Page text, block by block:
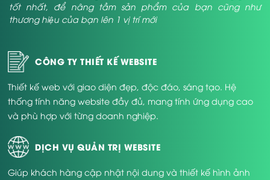
tốt nhất, để nâng tầm sản phẩm của bạn cũng như
thương hiệu của bạn lên 1 vị trí mới
CÔNG TY THIẾT KẾ WEBSITE
Thiết kế web với giao diện đẹp, độc đáo, sáng tạo. Hệ
thống tính năng website đầy đủ, mang tính ứng dụng cao
và phù hợp với từng doanh nghiệp.
DỊCH VỤ QUẢN TRỊ WEBSITE
Giúp khách hàng cập nhật nội dung và thiết kế hình ảnh